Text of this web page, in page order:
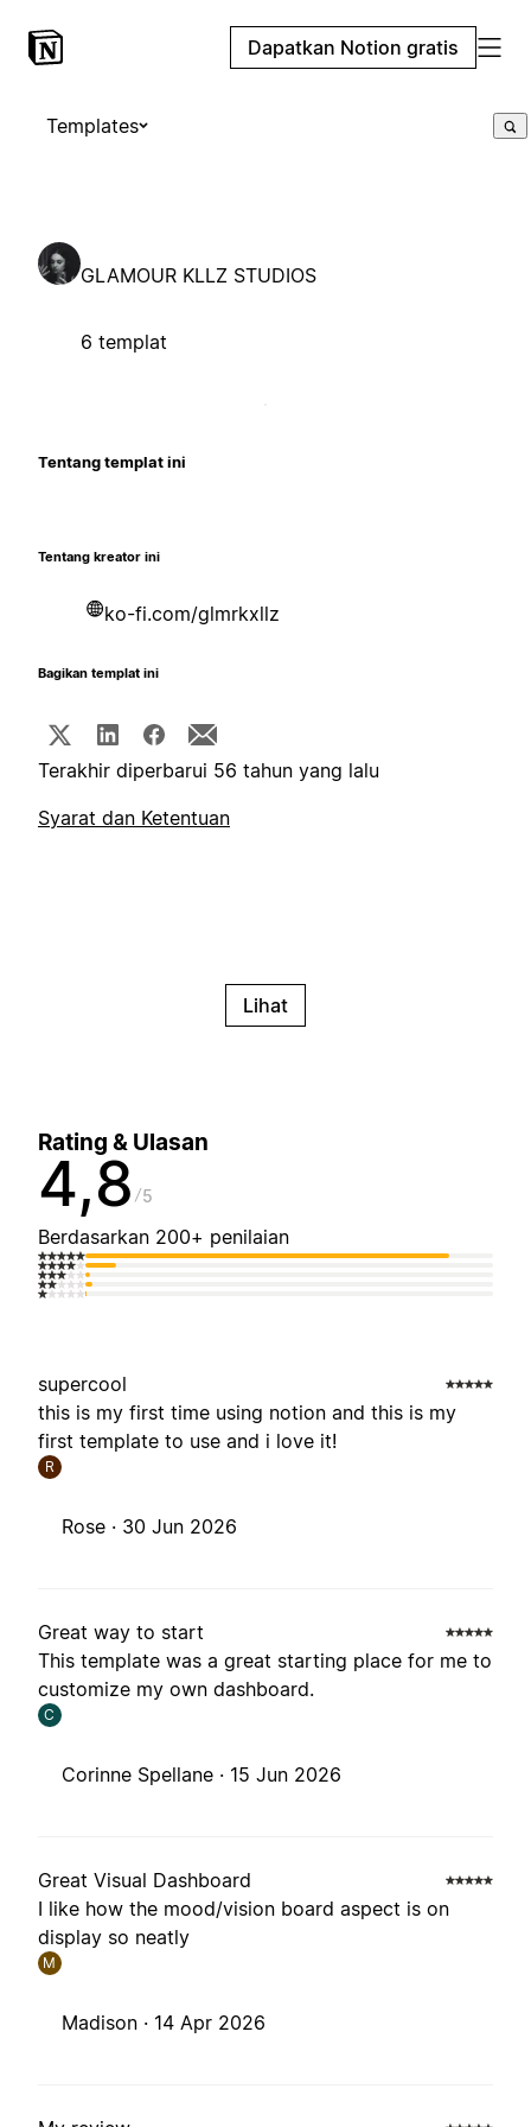
Dapatkan Notion gratis
Templates
GLAMOUR KLLZ STUDIOS
6 templat
Tentang templat ini
Tentang kreator ini
ko-fi.com/glmrkxllz
Bagikan templat ini
Terakhir diperbarui 56 tahun yang lalu
Syarat dan Ketentuan
Lihat
Rating & Ulasan
4,8 5
Berdasarkan 200+ penilaian
supercool
this is my first time using notion and this is my
first template to use and i love it!
R
Rose · 30 Jun 2026
Great way to start
This template was a great starting place for me to
customize my own dashboard.
C
Corinne Spellane · 15 Jun 2026
Great Visual Dashboard
I like how the mood/vision board aspect is on
display so neatly
M
Madison · 14 Apr 2026